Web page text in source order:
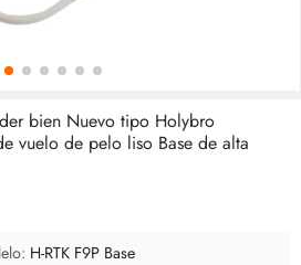
bien Nuevo tipo Holybro
vuelo de pelo liso Base de alta
H-RTK F9P Base